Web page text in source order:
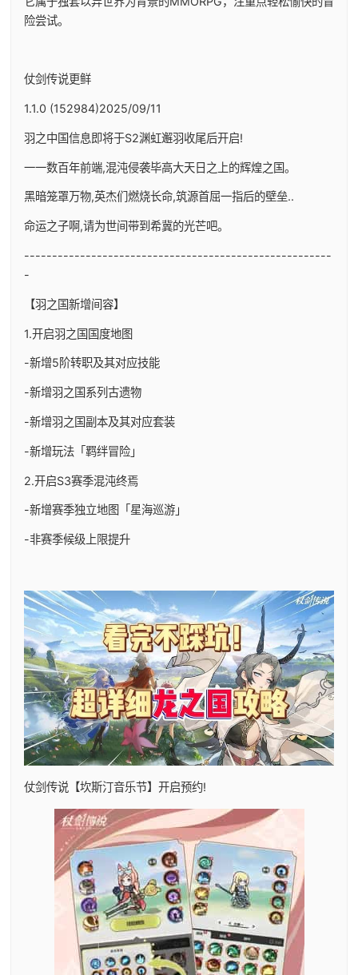
险尝试。
仗剑传说更鲜
1.1.0 (152984)2025/09/11
羽之中国信息即将于S2渊虹邂羽收尾后开启!
一一数百年前端,混沌侵袭毕高大天日之上的辉煌之国。
黑暗笼罩万物,英杰们燃烧长命,筑源首屈一指后的壁垒..
命运之子啊,请为世间带到希冀的光芒吧。
-------------------------------------------------------
-
【羽之国新增间容】
1.开启羽之国国度地图
-新增5阶转职及其对应技能
-新增羽之国系列古遗物
-新增羽之国副本及其对应套装
-新增玩法「羁绊冒险」
2.开启S3赛季混沌终焉
-新增赛季独立地图「星海巡游」
-非赛季候级上限提升
仗剑传说【坎斯汀音乐节】开启预约!